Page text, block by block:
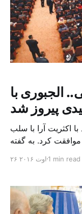
الجبوری با
پیروز شد
اکثریت آرا با سلب
موافقت کرد. به گفته
از وی مخالفت کردند.
۲۶ اوت ۲۰۱۶ 1 min read